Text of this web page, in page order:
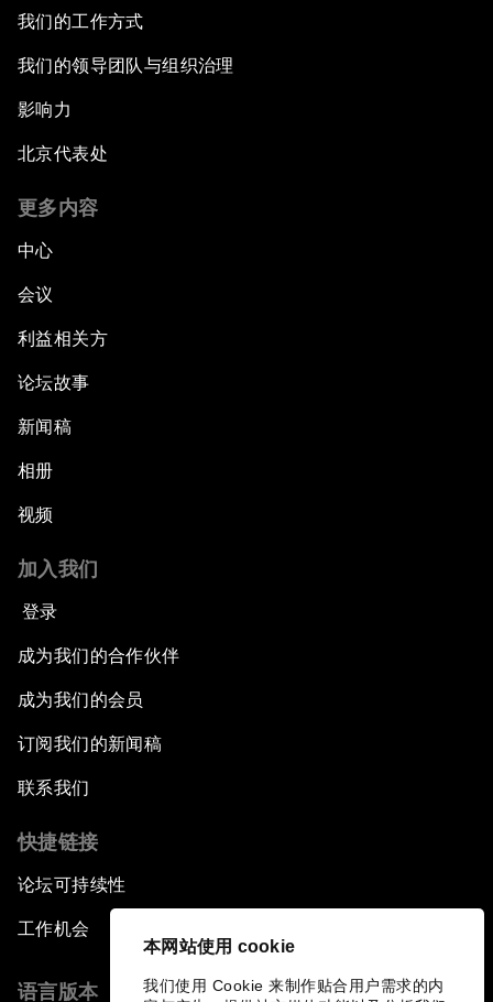
本网站使用 cookie
我们使用 Cookie 来制作贴合用户需求的内
我们的工作方式
我们的领导团队与组织治理
影响力
北京代表处
更多内容
中心
会议
利益相关方
论坛故事
新闻稿
相册
视频
加入我们
登录
成为我们的合作伙伴
成为我们的会员
订阅我们的新闻稿
联系我们
快捷链接
论坛可持续性
工作机会
语言版本